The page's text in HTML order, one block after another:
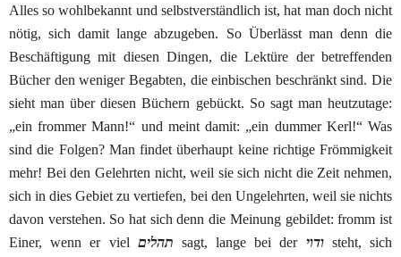
Alles so wohlbekannt und selbstverständlich ist,hat man doch nicht
nötig, sich damit lange abzugeben. So Überlässtman denn die
Beschäftigung mit diesen Dingen, dieLektüre der betreffenden
Bücherden weniger Begabten, dieeinbischen beschränktsind. Die
sieht manüber diesenBüchern gebückt. So sagt man heutzutage:
„ein frommerMann!“ und meint damit: „ein dummer Kerl!“ Was
sind die Folgen? Man findet überhaupt keine richtige Frömmigkeit
mehr! Bei den Gelehrten nicht, weil sie sich nicht die Zeit nehmen,
sich in dies Gebiet zu vertiefen, bei den Ungelehrten, weil sie nichts
davon verstehen. So hat sich denn die Meinung gebildet: fromm ist
Einer, wenn er viel תהלים sagt, lange beider ודוי steht, sich